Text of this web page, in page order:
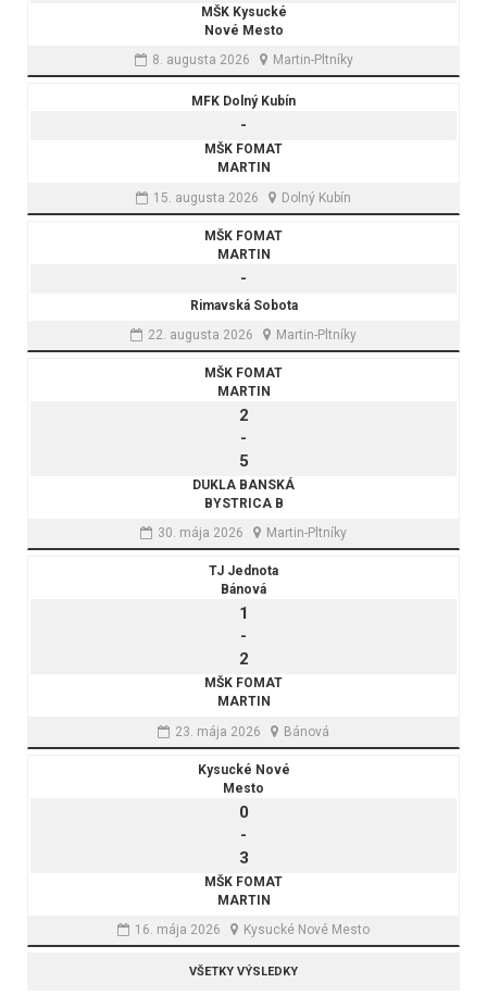
MŠK Kysucké
Nové Mesto
8. augusta 2026
Martin-Pltníky
MFK Dolný Kubín
-
MŠK FOMAT
MARTIN
15. augusta 2026
Dolný Kubín
MŠK FOMAT
MARTIN
-
Rimavská Sobota
22. augusta 2026
Martin-Pltníky
MŠK FOMAT
MARTIN
2
-
5
DUKLA BANSKÁ
BYSTRICA B
30. mája 2026
Martin-Pltníky
TJ Jednota
Bánová
1
-
2
MŠK FOMAT
MARTIN
23. mája 2026
Bánová
Kysucké Nové
Mesto
0
-
3
MŠK FOMAT
MARTIN
16. mája 2026
Kysucké Nové Mesto
VŠETKY VÝSLEDKY